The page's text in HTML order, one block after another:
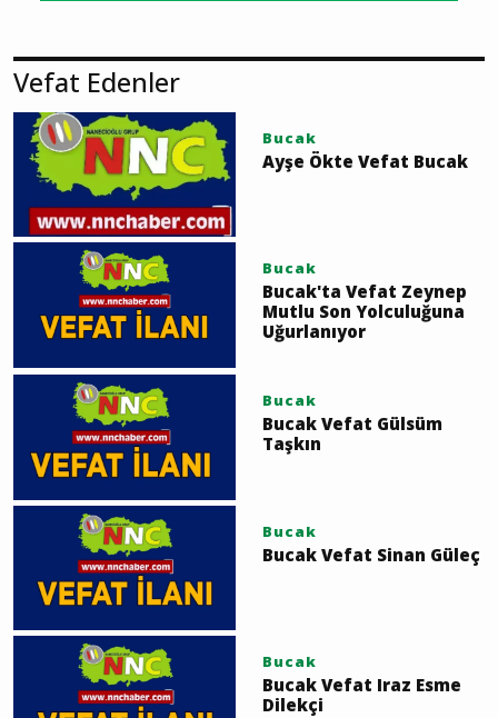
Vefat Edenler
Bucak
Ayşe Ökte Vefat Bucak
Bucak
Bucak'ta Vefat Zeynep
Mutlu Son Yolculuğuna
Uğurlanıyor
Bucak
Bucak Vefat Gülsüm
Taşkın
Bucak
Bucak Vefat Sinan Güleç
Bucak
Bucak Vefat Iraz Esme
Dilekçi